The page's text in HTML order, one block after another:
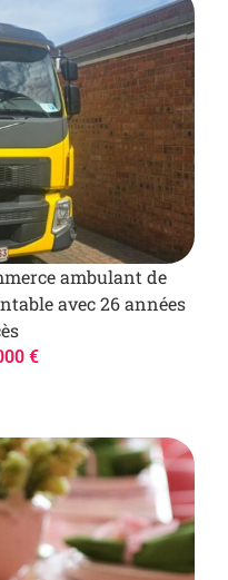
ambulant de
avec 26 années
€